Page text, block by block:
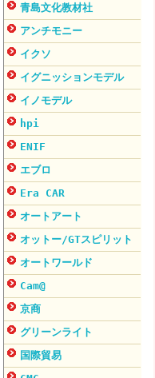
青島文化教材社
アンチモニー
イクソ
イグニッションモデル
イノモデル
hpi
ENIF
エブロ
Era CAR
オートアート
オットー/GTスピリット
オートワールド
Cam@
京商
グリーンライト
国際貿易